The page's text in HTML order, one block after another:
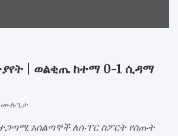
| ወልቂጤ ከተማ 0-1 ሲዳማ
ሙሉጌታ
አሰልጣኞች ለሱፐር ስፖርት የሰጡት